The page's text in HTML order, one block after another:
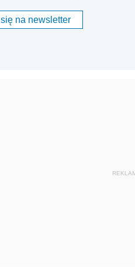
na newsletter